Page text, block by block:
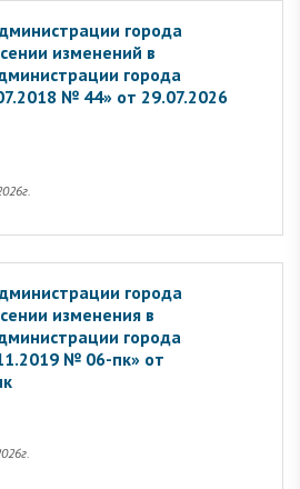
города
изменений в
города
№ 44» от 29.07.2026
города
изменения в
города
№ 06-пк» от